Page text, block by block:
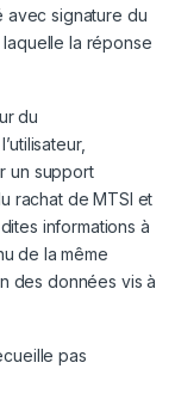
avec signature du
la réponse
du
un support
rachat de MTSI et
informations à
de la même
des données vis à
pas